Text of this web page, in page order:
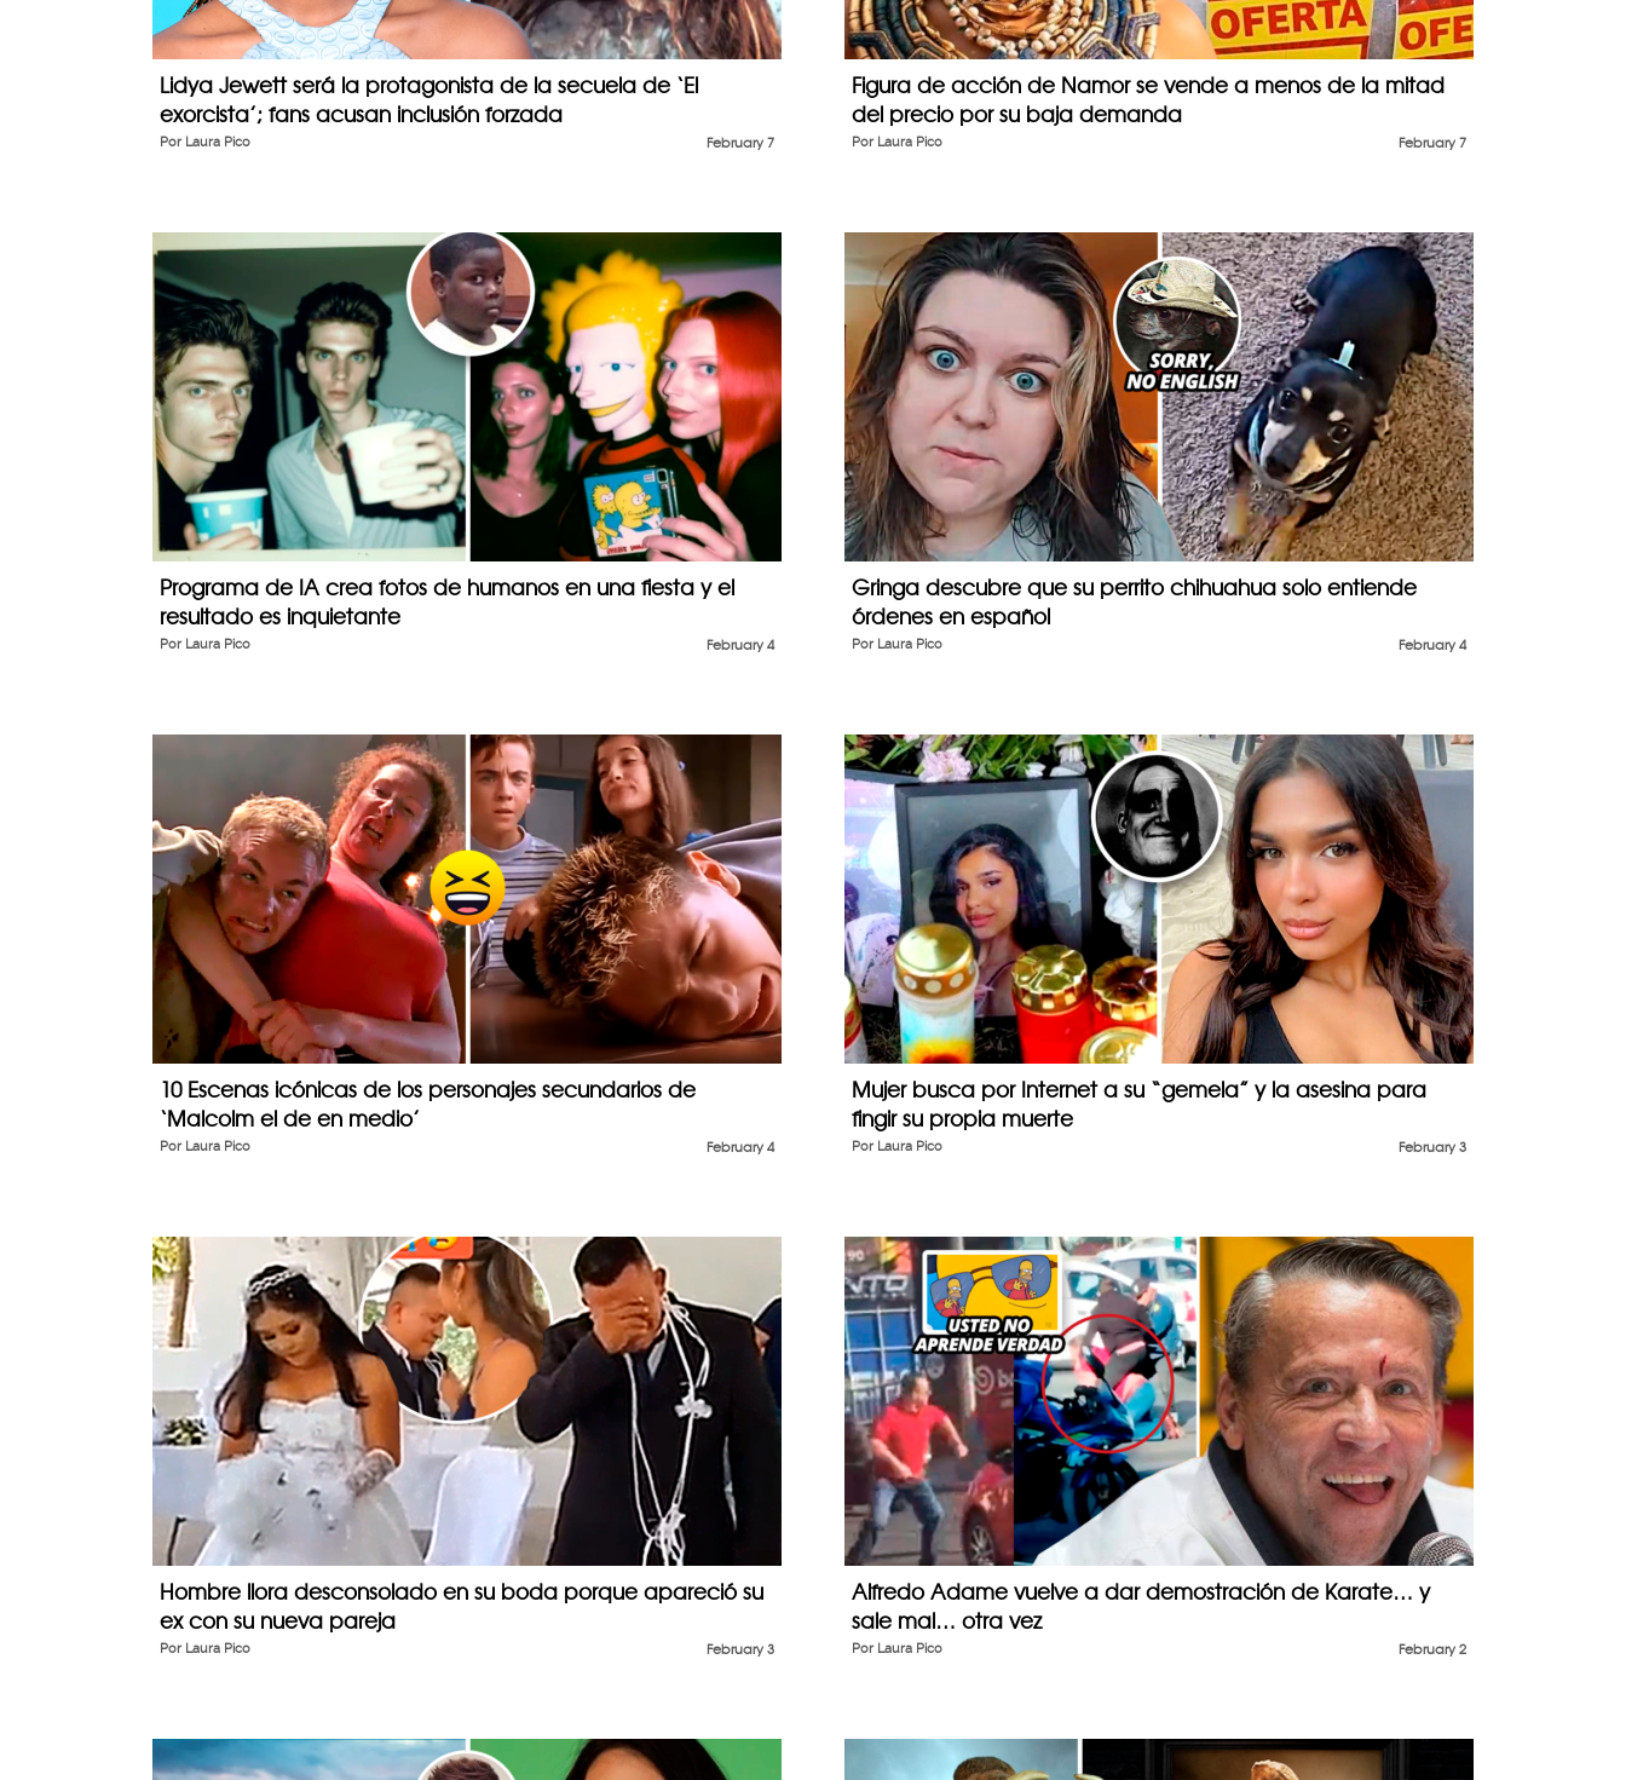
Lidya Jewett será la protagonista de la secuela de ‘El
exorcista’; fans acusan inclusión forzada
February 7
Por Laura Pico
Figura de acción de Namor se vende a menos de la mitad
del precio por su baja demanda
February 7
Por Laura Pico
Programa de IA crea fotos de humanos en una fiesta y el
resultado es inquietante
February 4
Por Laura Pico
Gringa descubre que su perrito chihuahua solo entiende
órdenes en español
February 4
Por Laura Pico
10 Escenas icónicas de los personajes secundarios de
‘Malcolm el de en medio’
February 4
Por Laura Pico
Mujer busca por Internet a su “gemela” y la asesina para
fingir su propia muerte
February 3
Por Laura Pico
Hombre llora desconsolado en su boda porque apareció su
ex con su nueva pareja
February 3
Por Laura Pico
Alfredo Adame vuelve a dar demostración de Karate… y
sale mal… otra vez
February 2
Por Laura Pico